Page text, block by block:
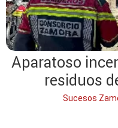
Aparatoso
residuos
Sucesos